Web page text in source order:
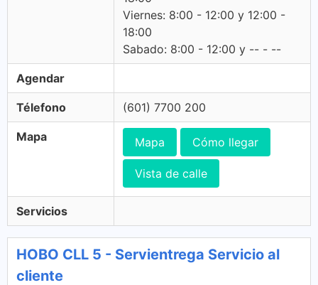
Viernes: 8:00 - 12:00 y 12:00 -
18:00
Sabado: 8:00 - 12:00 y -- - --
Agendar
Télefono (601) 7700 200
Mapa Mapa Cómo llegar
Vista de calle
Servicios
HOBO CLL 5 - Servientrega Servicio al
cliente